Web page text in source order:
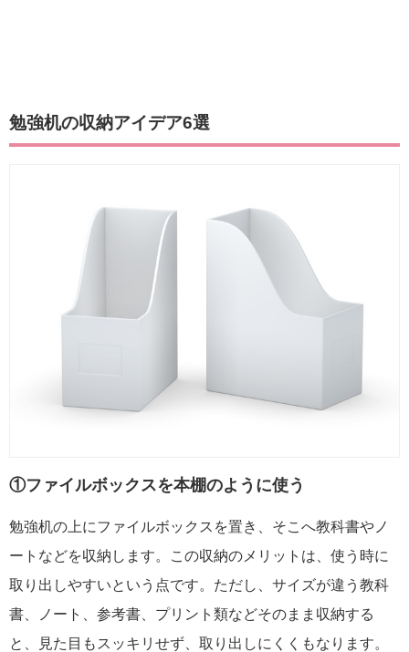
勉強机の収納アイデア6選
①ファイルボックスを本棚のように使う
勉強机の上にファイルボックスを置き、そこへ教科書やノ
ートなどを収納します。この収納のメリットは、使う時に
取り出しやすいという点です。ただし、サイズが違う教科
書、ノート、参考書、プリント類などそのまま収納する
と、見た目もスッキリせず、取り出しにくくもなります。